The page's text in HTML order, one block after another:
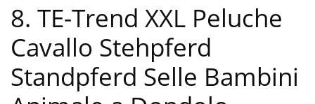
8. TE-Trend XXL Peluche
Cavallo Stehpferd
Standpferd Selle Bambini